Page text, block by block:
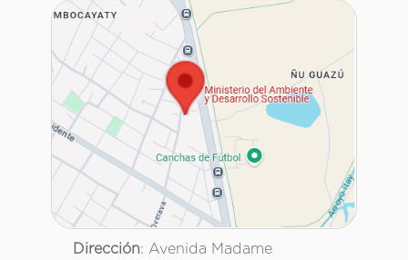
Dirección: Avenida Madame